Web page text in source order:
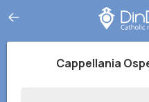
Cappellania